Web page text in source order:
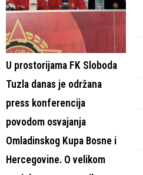
U prostorijama FK Sloboda
Tuzla danas je održana
press konferencija
povodom osvajanja
Omladinskog Kupa Bosne i
Hercegovine. O velikom